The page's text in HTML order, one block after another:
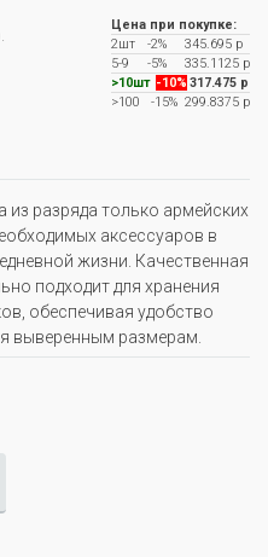
Цена при покупке:
2шт
-2%
345.695 р
5-9
-5%
335.1125 р
>10шт -10% 317.475 р
>100
-15% 299.8375 р
разряда только армейских
аксессуаров в
жизни. Качественная
подходит для хранения
обеспечивая удобство
выверенным размерам.